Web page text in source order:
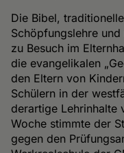
Die Bibel,
Schöpfungslehre
zu Besuch im
die evangelikalen
den Eltern von
Schülern in der
derartige Lehrinhalte
Woche stimmte der
gegen den